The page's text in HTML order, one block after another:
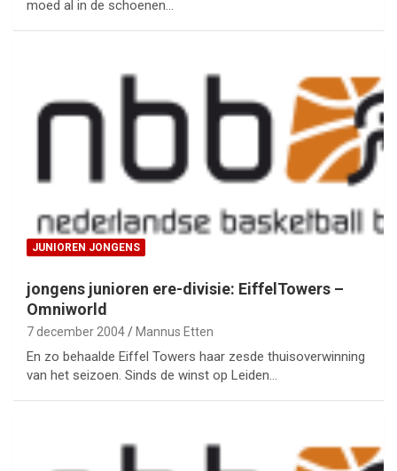
moed al in de schoenen…
JUNIOREN JONGENS
jongens junioren ere-divisie: EiffelTowers –
Omniworld
7 december 2004 Mannus Etten
En zo behaalde Eiffel Towers haar zesde thuisoverwinning
van het seizoen. Sinds de winst op Leiden…